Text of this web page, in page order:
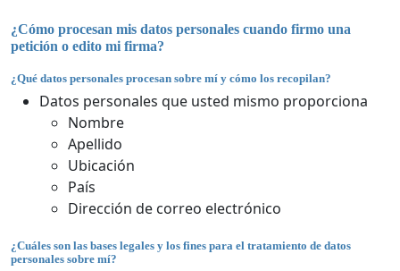
¿Cómo procesan mis datos personales cuando firmo una
petición o edito mi firma?
¿Qué datos personales procesan sobre mí y cómo los recopilan?
Datos personales que usted mismo proporciona
Nombre
Apellido
Ubicación
País
Dirección de correo electrónico
¿Cuáles son las bases legales y los fines para el tratamiento de datos
personales sobre mí?